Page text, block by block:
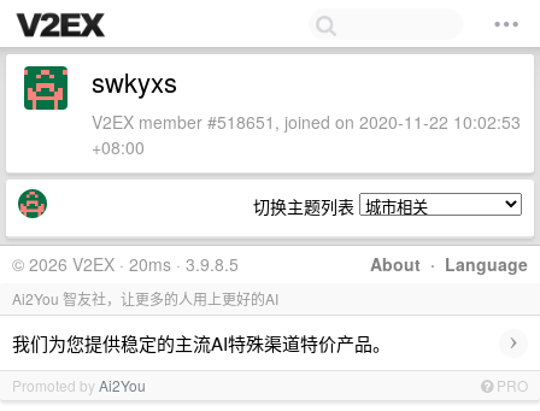
swkyxs
V2EX member #518651, joined on 2020-11-22 10:02:53
+08:00
切换主题列表
About · Language
© 2026 V2EX · 20ms · 3.9.8.5
Ai2You 智友社，让更多的人用上更好的AI
我们为您提供稳定的主流AI特殊渠道特价产品。 ›
Promoted byAi2You PRO